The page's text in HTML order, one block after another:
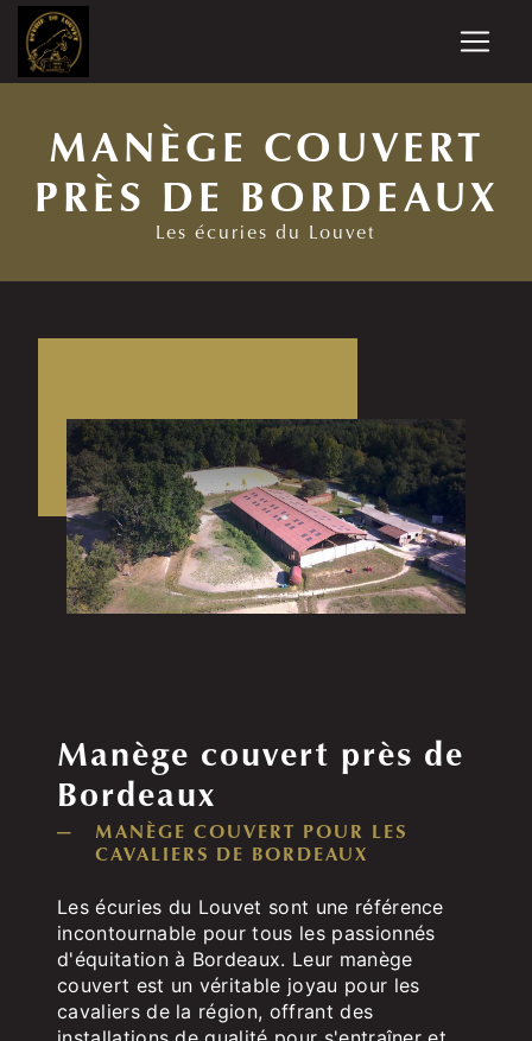
MANÈGE COUVERT
PRÈS DE BORDEAUX
Les écuries du Louvet
Manège couvert près de
Bordeaux
MANÈGE COUVERT POUR LES
CAVALIERS DE BORDEAUX
Les écuries du Louvet sont une référence
incontournable pour tous les passionnés
d'équitation à Bordeaux. Leur manège
couvert est un véritable joyau pour les
cavaliers de la région, offrant des
Panneau de gestion des cookies